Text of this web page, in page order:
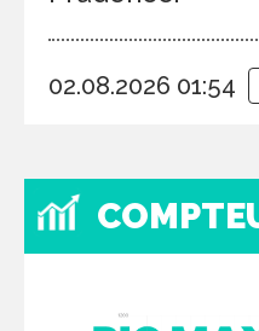
02.08.2026 01:54